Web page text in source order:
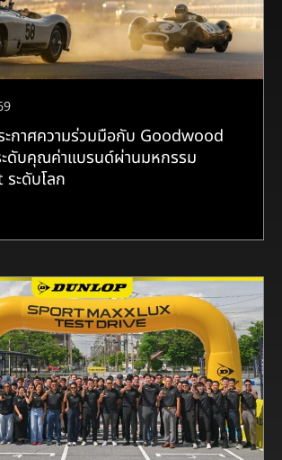
ะกาศความร่วมมือกับ Goodwood
ดับคุณค่าแบรนด์ผ่านมหกรรม
ะดับโลก